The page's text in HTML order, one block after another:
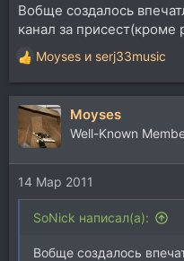
Вобще создалось
канал за присест(кроме
Р
е
а
к
ц
и
и
:
Moyses и serj33music
Moyses
Well-Known
14 Мар 2011
SoNick написал(а):
Вобще создалось